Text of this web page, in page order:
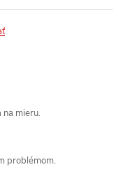
mieru.
problémom.